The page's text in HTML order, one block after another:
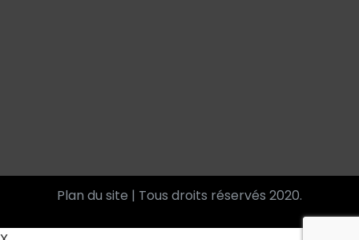
Plan du site | Tous droits réservés 2020.